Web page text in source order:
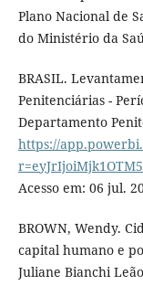
Plano Nacional de
do Ministério da
BRASIL.
Penitenciárias -
Departamento
https://
Acesso em: 06 jul.
BROWN, Wendy.
capital humano e
Juliane Bianchi